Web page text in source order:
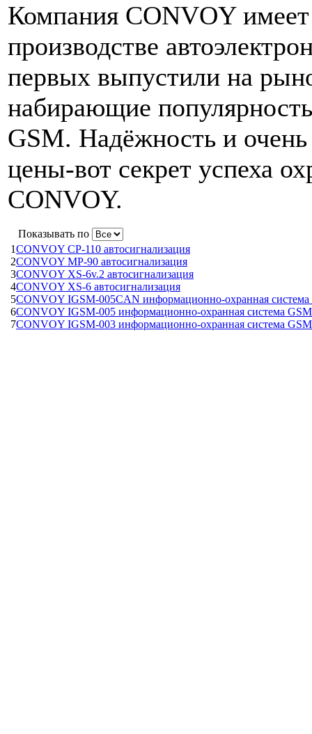
Компания CONVOY
производстве
первых выпустили на
набирающие
GSM. Надёжность и
цены-вот секрет успеха
CONVOY.
Показывать по
1CONVOY CP-110 автосигнализация
2CONVOY MP-90 автосигнализация
3CONVOY XS-6v.2 автосигнализация
4CONVOY XS-6 автосигнализация
5CONVOY IGSM-005CAN информационно-охранная система
6CONVOY IGSM-005 информационно-охранная система GSM
7CONVOY IGSM-003 информационно-охранная система GSM